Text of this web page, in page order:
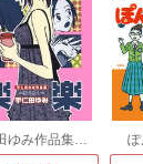
宇仁田ゆみ作品集「楽楽」